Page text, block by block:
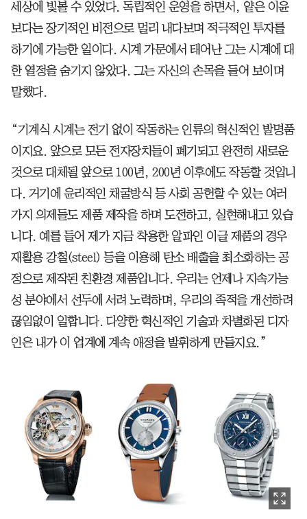
세상에 빛볼 수 있었다. 독립적인 운영을 하면서, 얕은 이윤
보다는 장기적인 비전으로 멀리 내다보며 적극적인 투자를
하기에 가능한 일이다. 시계 가문에서 태어난 그는 시계에 대
한 열정을 숨기지 않았다. 그는 자신의 손목을 들어 보이며
말했다.
“기계식 시계는 전기 없이 작동하는 인류의 혁신적인 발명품
이지요. 앞으로 모든 전자장치들이 폐기되고 완전히 새로운
것으로 대체될 앞으로 100년, 200년 이후에도 작동할 것입니
다. 거기에 윤리적인 채굴방식 등 사회 공헌할 수 있는 여러
가지 의제들도 제품 제작을 하며 도전하고, 실현해내고 있습
니다. 예를 들어 제가 지금 착용한 알파인 이글 제품의 경우
재활용 강철(steel) 등을 이용해 탄소 배출을 최소화하는 공
정으로 제작된 친환경 제품입니다. 우리는 언제나 지속가능
성 분야에서 선두에 서려 노력하며, 우리의 족적을 개선하려
끊임없이 일합니다. 다양한 혁신적인 기술과 차별화된 디자
인은 내가 이 업계에 계속 애정을 발휘하게 만들지요.”